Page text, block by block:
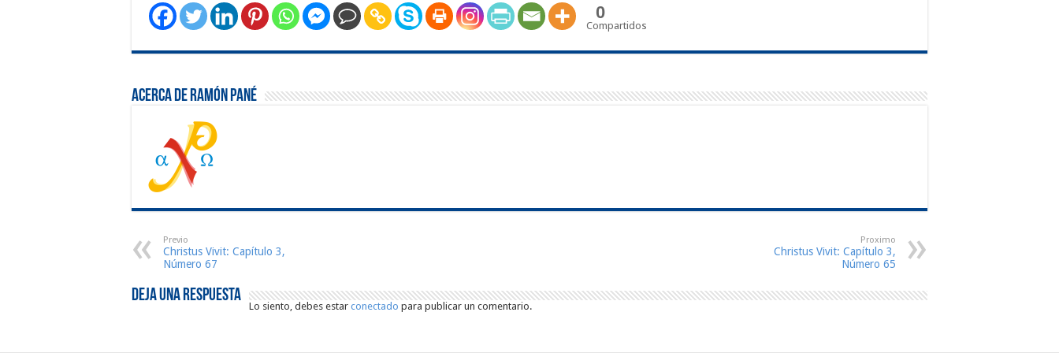
0
Compartidos
Acerca de Ramón Pané
Previo
Christus Vivit: Capítulo 3,
Número 67
Proximo
Christus Vivit: Capítulo 3,
Número 65
Deja una respuesta
Lo siento, debes estar conectado para publicar un comentario.